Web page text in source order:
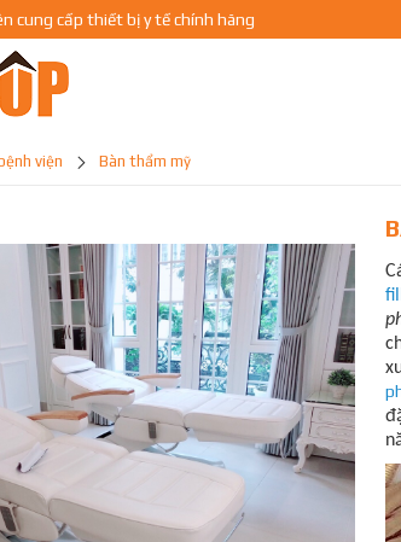
cung cấp thiết bị y tế chính hãng
viện bàn thẩm mỹ